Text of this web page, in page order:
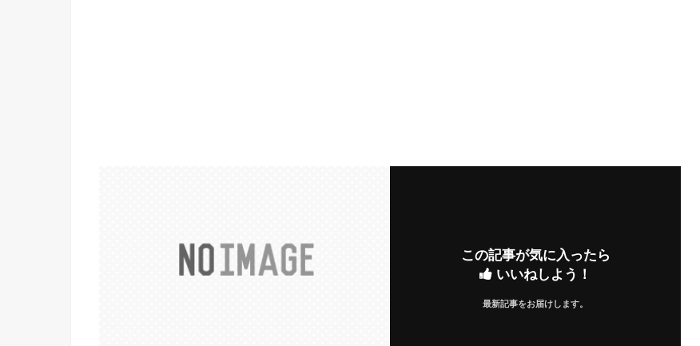
この記事が気に入ったら
いいねしよう！
最新記事をお届けします。